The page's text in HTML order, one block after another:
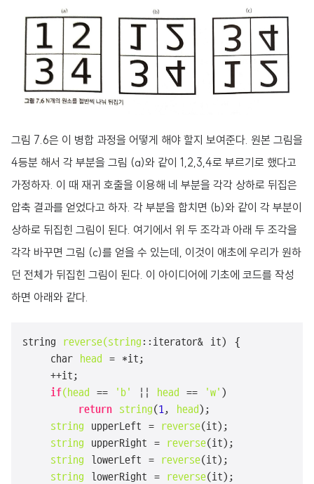
그림 7.6은 이 병합 과정을 어떻게 해야 할지 보여준다. 원본 그림을
4등분 해서 각 부분을 그림 (a)와 같이 1,2,3,4로 부르기로 했다고
가정하자. 이 때 재귀 호출을 이용해 네 부분을 각각 상하로 뒤집은
압축 결과를 얻었다고 하자. 각 부분을 합치면 (b)와 같이 각 부분이
상하로 뒤집힌 그림이 된다. 여기에서 위 두 조각과 아래 두 조각을
각각 바꾸면 그림 (c)를 얻을 수 있는데, 이것이 애초에 우리가 원하
던 전체가 뒤집힌 그림이 된다. 이 아이디어에 기초에 코드를 작성
하면 아래와 같다.
string reverse(string ::iterator& it) {
    char
head = *it;
    ++it;
if(head == 'b' || head == 'w' )
return string(1, head);
string upperLeft = reverse(it);
string upperRight = reverse(it);
string lowerLeft = reverse(it);
string lowerRight = reverse(it);